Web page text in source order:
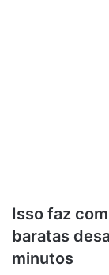
Isso faz
baratas
minutos